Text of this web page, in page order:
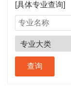
[具体专业查询]